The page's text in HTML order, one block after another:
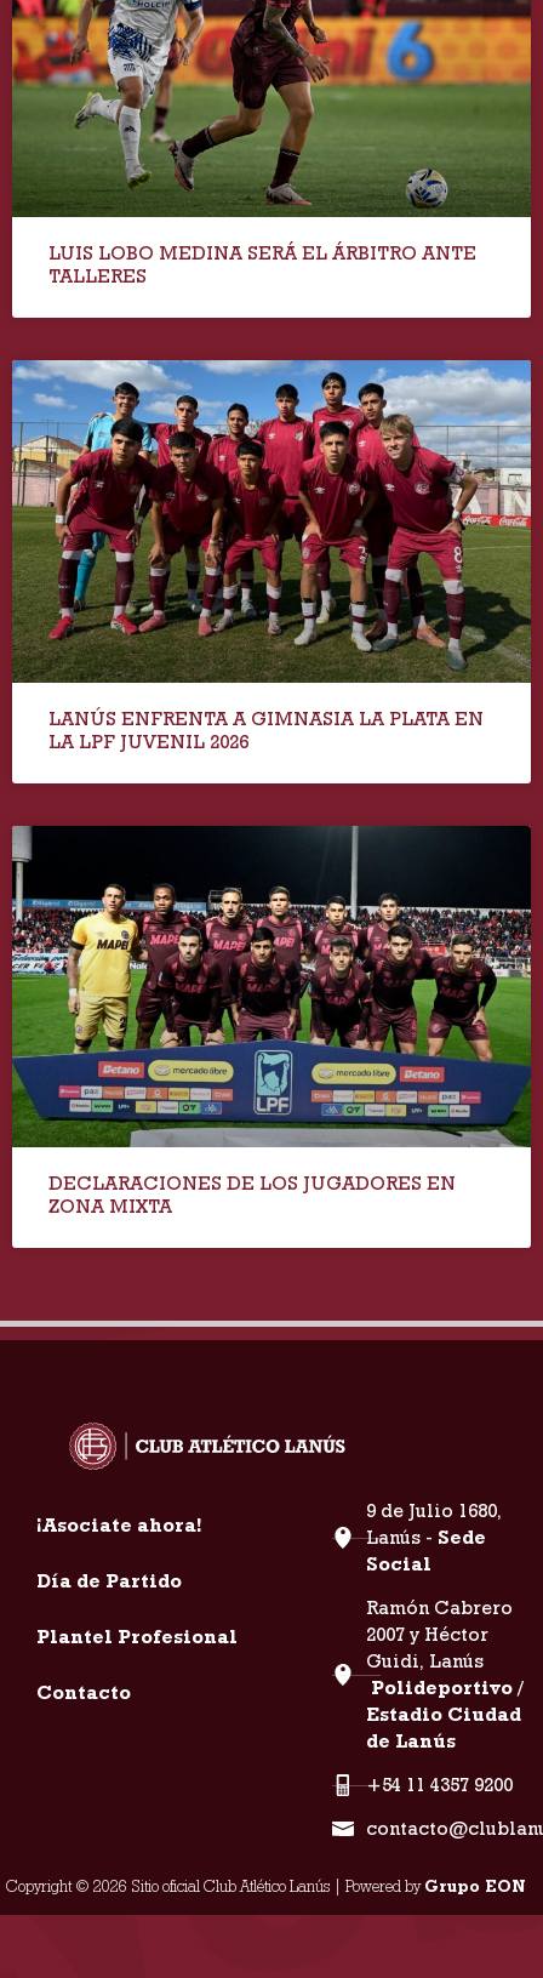
LUIS LOBO MEDINA SERÁ EL ÁRBITRO ANTE
TALLERES
LANÚS ENFRENTA A GIMNASIA LA PLATA EN
LA LPF JUVENIL 2026
DECLARACIONES DE LOS JUGADORES EN
ZONA MIXTA
¡Asociate ahora!
Día de Partido
Plantel Profesional
Contacto
9 de Julio 1680,
Lanús - Sede
Social
Ramón Cabrero
2007 y Héctor
Guidi, Lanús
Polideportivo /
Estadio Ciudad
de Lanús
+54 11 4357 9200
Copyright © 2026 Sitio oficial Club Atlético Lanús | Powered byGrupo EON